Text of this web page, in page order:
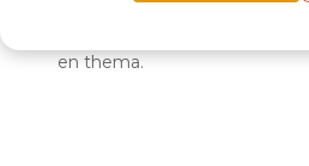
en thema.